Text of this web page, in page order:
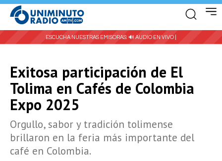
ESCUCHA NUESTRAS EMISORAS: 🔊 AUDIO EN VIVO |
Exitosa participación de El
Tolima en Cafés de Colombia
Expo 2025
Orgullo, sabor y tradición tolimense
brillaron en la feria más importante del
café en Colombia.